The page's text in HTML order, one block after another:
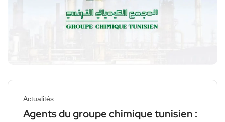
Actualités
Agents du groupe chimique tunisien :